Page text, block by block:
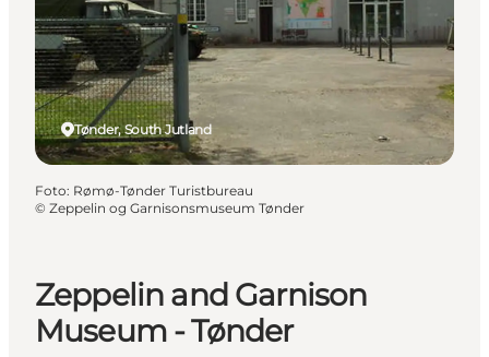
Dove dormire
Pianifica il viaggio
Zeppelin and Garnison
Museum - Tønder
Tønder, South Jutland
Foto: Rømø-Tønder Turistbureau
© Zeppelin og Garnisonsmuseum Tønder